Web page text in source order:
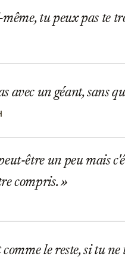
tu peux pas te
avec un géant, sans
être un peu mais
compris.
le reste, si tu